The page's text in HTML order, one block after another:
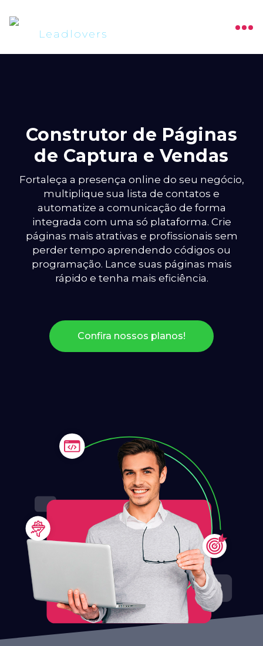
Construtor de Páginas
de Captura e Vendas
Fortaleça a presença online do seu negócio,
multiplique sua lista de contatos e
automatize a comunicação de forma
integrada com uma só plataforma. Crie
páginas mais atrativas e profissionais sem
perder tempo aprendendo códigos ou
programação. Lance suas páginas mais
rápido e tenha mais eficiência.
Confira nossos planos!